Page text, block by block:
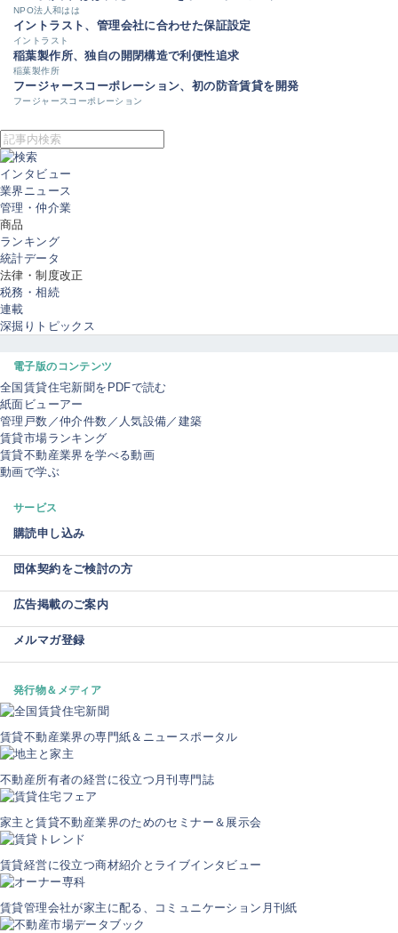
NPO法人和はは
イントラスト、管理会社に合わせた保証設定
イントラスト
稲葉製作所、独自の開閉構造で利便性追求
稲葉製作所
フージャースコーポレーション、初の防音賃貸を開発
フージャースコーポレーション
インタビュー
業界ニュース
管理・仲介業
商品
ランキング
統計データ
法律・制度改正
税務・相続
連載
深掘りトピックス
電子版のコンテンツ
全国賃貸住宅新聞をPDFで読む
紙面ビューアー
管理戸数／仲介件数／人気設備／建築
賃貸市場ランキング
賃貸不動産業界を学べる動画
動画で学ぶ
サービス
購読申し込み
団体契約をご検討の方
広告掲載のご案内
メルマガ登録
発行物＆メディア
賃貸不動産業界の専門紙＆ニュースポータル
不動産所有者の経営に役立つ月刊専門誌
家主と賃貸不動産業界のためのセミナー＆展示会
賃貸経営に役立つ商材紹介とライブインタビュー
賃貸管理会社が家主に配る、コミュニケーション月刊紙